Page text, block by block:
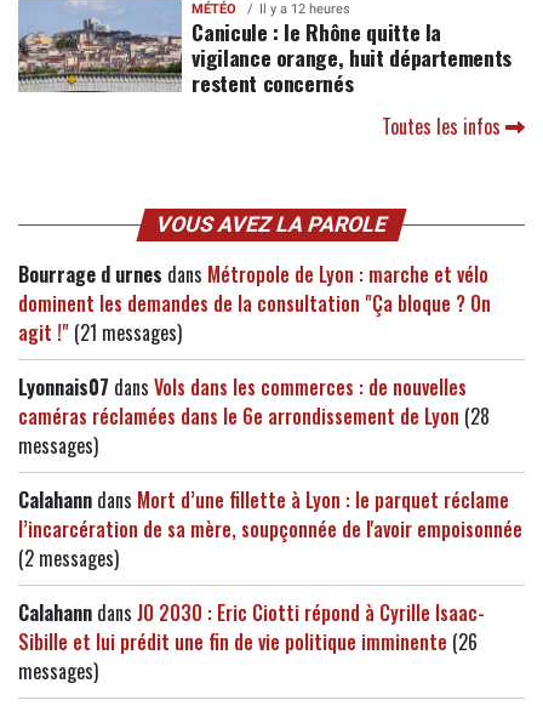
MÉTÉO Il y a 12 heures
Canicule : le Rhône quitte la
vigilance orange, huit départements
restent concernés
Toutes les infos
VOUS AVEZ LA PAROLE
Bourrage d urnes dans Métropole de Lyon : marche et vélo
dominent les demandes de la consultation "Ça bloque ? On
agit !" (21 messages)
Lyonnais07 dans Vols dans les commerces : de nouvelles
caméras réclamées dans le 6e arrondissement de Lyon (28
messages)
Calahann dans Mort d’une fillette à Lyon : le parquet réclame
l’incarcération de sa mère, soupçonnée de l'avoir empoisonnée
(2 messages)
Calahann dans JO 2030 : Eric Ciotti répond à Cyrille Isaac-
Sibille et lui prédit une fin de vie politique imminente (26
messages)